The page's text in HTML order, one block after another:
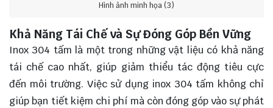
Hình ảnh minh họa (3)
Khả Năng Tái Chế và Sự Đóng Góp Bền Vững
Inox 304 tấm là một trong những vật liệu có khả năng
tái chế cao nhất, giúp giảm thiểu tác động tiêu cực
đến môi trường. Việc sử dụng inox 304 tấm không chỉ
giúp bạn tiết kiệm chi phí mà còn đóng góp vào sự phát